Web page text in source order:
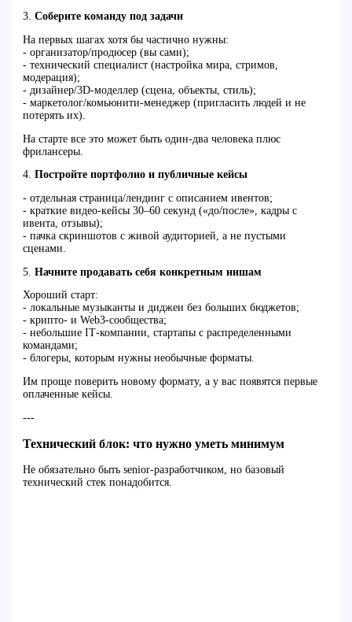
3.Соберите команду под задачи
На первых шагах хотя бы частично нужны:
- организатор/продюсер (вы сами);
- технический специалист (настройка мира, стримов,
модерация);
- дизайнер/3D‑моделлер (сцена, объекты, стиль);
- маркетолог/комьюнити‑менеджер (пригласить людей и не
потерять их).
На старте все это может быть один‑два человека плюс
фрилансеры.
4.Постройте портфолио и публичные кейсы
- отдельная страница/лендинг с описанием ивентов;
- краткие видео‑кейсы 30–60 секунд («до/после», кадры с
ивента, отзывы);
- пачка скриншотов с живой аудиторией, а не пустыми
сценами.
5.Начните продавать себя конкретным нишам
Хороший старт:
- локальные музыканты и диджеи без больших бюджетов;
- крипто‑ и Web3‑сообщества;
- небольшие IT‑компании, стартапы с распределенными
командами;
- блогеры, которым нужны необычные форматы.
Им проще поверить новому формату, а у вас появятся первые
оплаченные кейсы.
---
Технический блок: что нужно уметь минимум
Не обязательно быть senior‑разработчиком, но базовый
технический стек понадобится.